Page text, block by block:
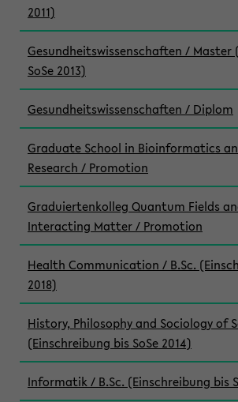
2011)
Gesundheitswissenschaften / Master
SoSe 2013)
Gesundheitswissenschaften / Diplom
Graduate School in Bioinformatics
Research / Promotion
Graduiertenkolleg Quantum Fields
Interacting Matter / Promotion
Health Communication / B.Sc.
2018)
History, Philosophy and Sociology of
(Einschreibung bis SoSe 2014)
Informatik / B.Sc. (Einschreibung bis